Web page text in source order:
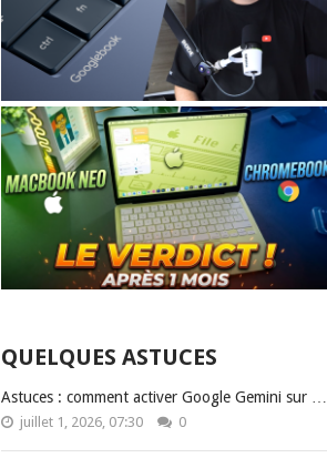
QUELQUES ASTUCES
Astuces : comment activer Google Gemini sur …
juillet 1, 2026, 07:30 0